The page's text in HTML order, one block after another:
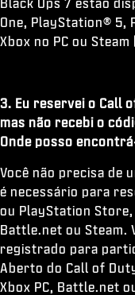
One, PlayStation® 5,
Xbox no PC ou Steam
3. Eu reservei o Call
mas não recebi o
Onde posso
Você não precisa de
é necessário para
ou PlayStation
Battle.net ou Steam.
registrado para
Aberto do Call of
Xbox PC, Battle.net